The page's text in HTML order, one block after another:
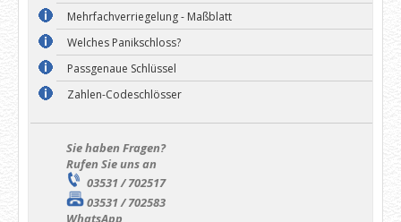
Mehrfachverriegelung - Maßblatt
Welches Panikschloss?
Passgenaue Schlüssel
Zahlen-Codeschlösser
Sie haben Fragen?
Rufen Sie uns an
03531 / 702517
03531 / 702583
WhatsApp